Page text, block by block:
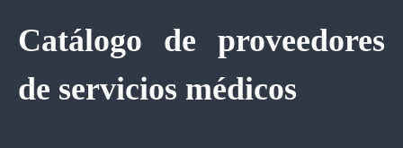
Catálogo de proveedores
de servicios médicos